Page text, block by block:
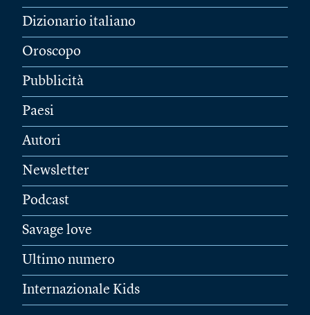
Dizionario italiano
Oroscopo
Pubblicità
Paesi
Autori
Newsletter
Podcast
Savage love
Ultimo numero
Internazionale Kids